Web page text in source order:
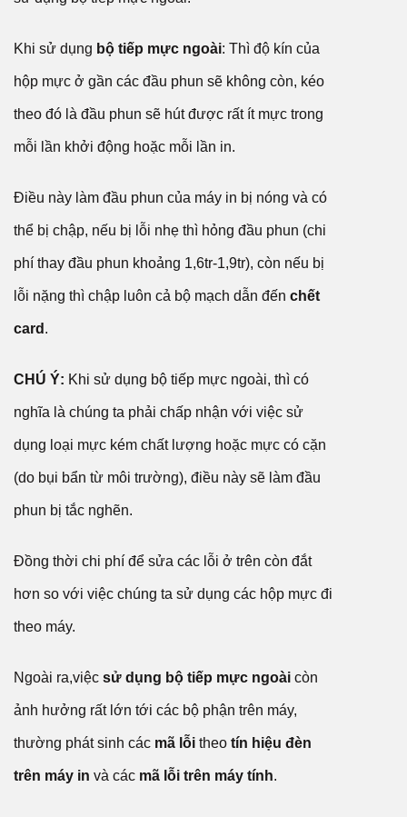
Khi sử dụng bộ tiếp mực ngoài: Thì độ kín của
hộp mực ở gần các đầu phun sẽ không còn, kéo
theo đó là đầu phun sẽ hút được rất ít mực trong
mỗi lần khởi động hoặc mỗi lần in.
Điều này làm đầu phun của máy in bị nóng và có
thể bị chập, nếu bị lỗi nhẹ thì hỏng đầu phun (chi
phí thay đầu phun khoảng 1,6tr-1,9tr), còn nếu bị
lỗi nặng thì chập luôn cả bộ mạch dẫn đến chết
card .
CHÚ Ý: Khi sử dụng bộ tiếp mực ngoài, thì có
nghĩa là chúng ta phải chấp nhận với việc sử
dụng loại mực kém chất lượng hoặc mực có cặn
(do bụi bẩn từ môi trường), điều này sẽ làm đầu
phun bị tắc nghẽn.
Đồng thời chi phí để sửa các lỗi ở trên còn đắt
hơn so với việc chúng ta sử dụng các hộp mực đi
theo máy.
Ngoài ra,việc sử dụng bộ tiếp mực ngoài còn
ảnh hưởng rất lớn tới các bộ phận trên máy,
thường phát sinh các mã lỗi theo tín hiệu đèn
trên máy in và các mã lỗi trên máy tính.